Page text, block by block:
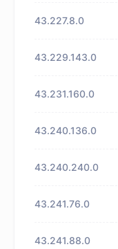
43.227.8.0
43.229.143.0
43.231.160.0
43.240.136.0
43.240.240.0
43.241.76.0
43.241.88.0